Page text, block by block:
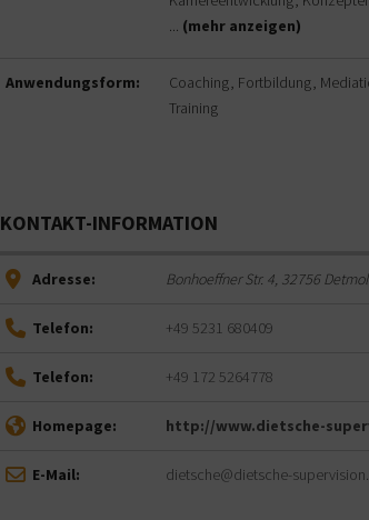
... (mehr anzeigen)
Anwendungsform: Coaching Fortbildung
Training
KONTAKT-INFORMATION
Adresse: Bonhoeffner Str. 4, 32756
Telefon: +49 5231 680409
Telefon: +49 172 5264778
Homepage: http://www.dietsche-
E-Mail: dietsche@dietsche-